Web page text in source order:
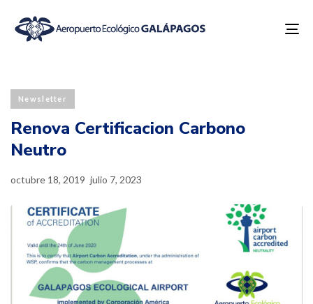
IN:
Newsletter
Renova Certificacion Carbono
Neutro
on:
octubre 18, 2019
updated:
julio 7, 2023